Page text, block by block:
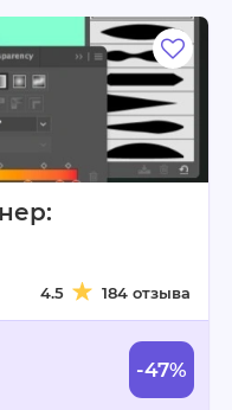
4.5 184 отзыва
-47%